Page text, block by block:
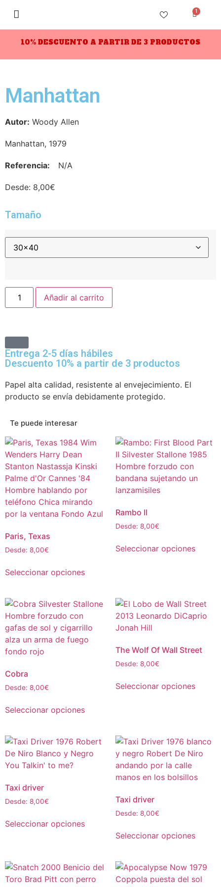
1
10% DESCUENTO A PARTIR DE 3 PRODUCTOS
Manhattan
Autor: Woody Allen
Manhattan, 1979
Referencia: N/A
Desde: 8,00€
Tamaño
Añadir al carrito
Entrega 2-5 días hábiles
Descuento 10% a partir de 3 productos
Papel alta calidad, resistente al envejecimiento. El
producto se envía debidamente protegido.
Te puede interesar
Paris, Texas
Desde: 8,00€
Seleccionar opciones
Rambo II
Desde: 8,00€
Seleccionar opciones
Cobra
Desde: 8,00€
Seleccionar opciones
The Wolf Of Wall Street
Desde: 8,00€
Seleccionar opciones
Taxi driver
Desde: 8,00€
Seleccionar opciones
Taxi driver
Desde: 8,00€
Seleccionar opciones